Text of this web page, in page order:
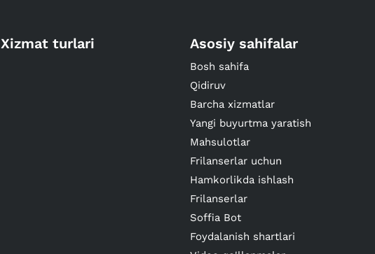
Xizmat turlari Asosiy sahifalar
Bosh sahifa
Qidiruv
Barcha xizmatlar
Yangi buyurtma yaratish
Mahsulotlar
Frilanserlar uchun
Hamkorlikda ishlash
Frilanserlar
Soffia Bot
Foydalanish shartlari